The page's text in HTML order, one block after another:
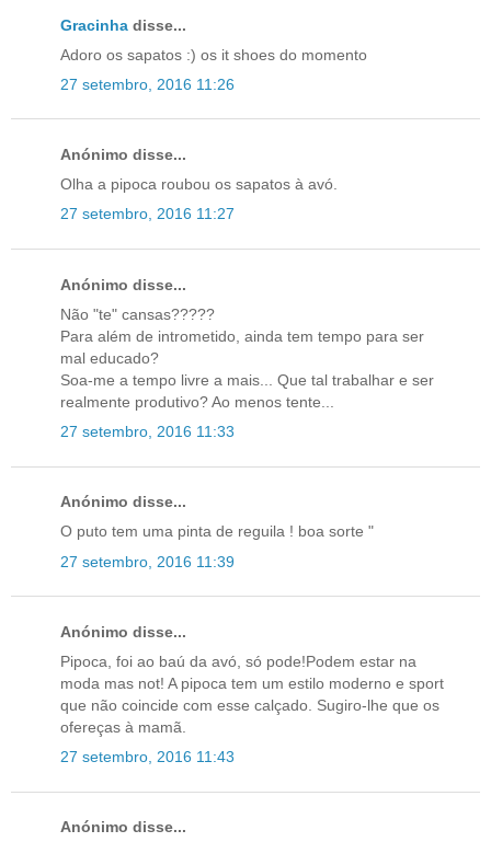
Gracinha disse...
Adoro os sapatos :) os it shoes do momento
27 setembro, 2016 11:26
Anónimo disse...
Olha a pipoca roubou os sapatos à avó.
27 setembro, 2016 11:27
Anónimo disse...
Não "te" cansas?????
Para além de intrometido, ainda tem tempo para ser
mal educado?
Soa-me a tempo livre a mais... Que tal trabalhar e ser
realmente produtivo? Ao menos tente...
27 setembro, 2016 11:33
Anónimo disse...
O puto tem uma pinta de reguila ! boa sorte "
27 setembro, 2016 11:39
Anónimo disse...
Pipoca, foi ao baú da avó, só pode!Podem estar na
moda mas not! A pipoca tem um estilo moderno e sport
que não coincide com esse calçado. Sugiro-lhe que os
ofereças à mamã.
27 setembro, 2016 11:43
Anónimo disse...